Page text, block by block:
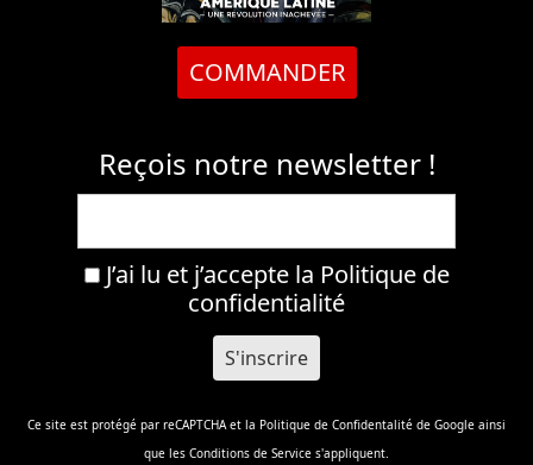
COMMANDER
Reçois notre newsletter !
J’ai lu et j’accepte la Politique de
confidentialité
Ce site est protégé par reCAPTCHA et la Politique de Confidentalité de Google ainsi
que les Conditions de Service s'appliquent.